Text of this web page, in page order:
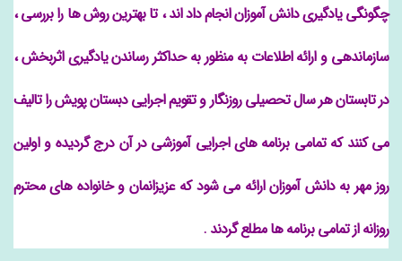
چگونگی یادگیری دانش آموزان انجام داد اند ، تا بهترین روش ها را بررسی ،
سازماندهی و ارائه اطلاعات به منظور به حداکثر رساندن یادگیری اثربخش ،
در تابستان هر سال تحصیلی روزنگار و تقویم اجرایی دبستان پویش را تالیف
می کنند که تمامی برنامه های اجرایی آموزشی در آن درج گردیده و اولین
روز مهر به دانش آموزان ارائه می شود که عزیزانمان و خانواده های محترم
روزانه از تمامی برنامه ها مطلع گردند .